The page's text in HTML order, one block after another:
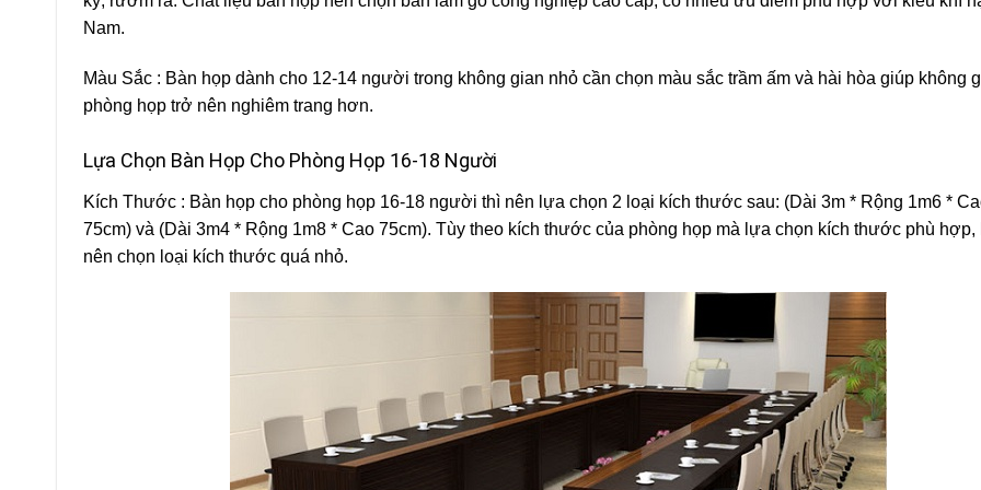
Nam.
Màu Sắc : Bàn họp dành cho 12-14 người trong không gian nhỏ cần chọn màu sắc trầm ấm và hài hòa giúp không
phòng họp trở nên nghiêm trang hơn.
Lựa Chọn Bàn Họp Cho Phòng Họp 16-18 Người
Kích Thước : Bàn họp cho phòng họp 16-18 người thì nên lựa chọn 2 loại kích thước sau: (Dài 3m * Rộng 1m6 *
75cm) và (Dài 3m4 * Rộng 1m8 * Cao 75cm). Tùy theo kích thước của phòng họp mà lựa chọn kích thước phù hợp,
nên chọn loại kích thước quá nhỏ.